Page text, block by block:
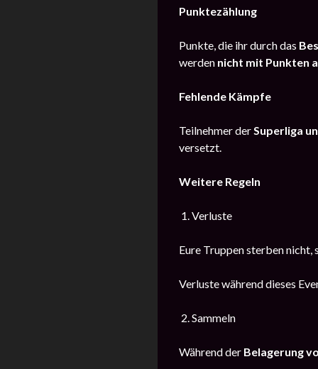
Punktezählung
Punkte, die ihr durch das
werden nicht mit Punkten
Fehlende Kämpfe
Teilnehmer derSuperliga
versetzt.
Weitere Regeln
1. Verluste
Eure Truppen sterben nicht,
Verluste während dieses
2. Sammeln
Während der Belagerung